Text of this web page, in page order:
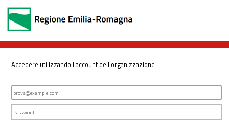
Accedere utilizzando l'account dell'organizzazione